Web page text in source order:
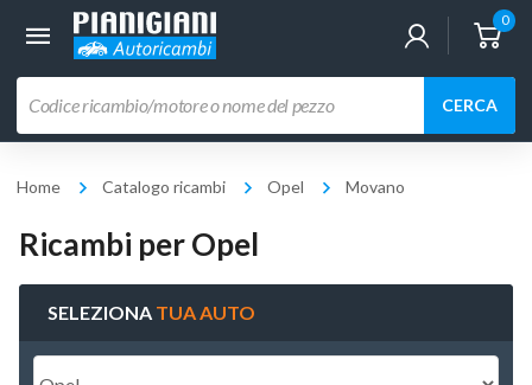
0
prodotti
CERCA
Home Catalogo ricambi Opel Movano
Ricambi per Opel
SELEZIONA TUA AUTO